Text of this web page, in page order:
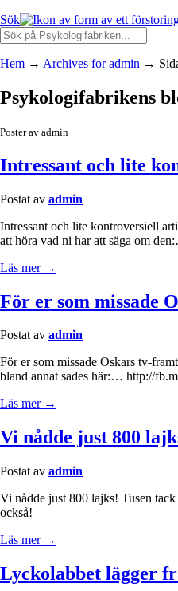
Sök
Hem → Archives for admin →
Psykologifabrikens
Poster av admin
Intressant och lite
Postat av admin
Intressant och lite kontroversiell
att höra vad ni har att säga om
Läs mer →
För er som missade
Postat av admin
För er som missade Oskars tv-
bland annat sades här:… http://
Läs mer →
Vi nådde just 800
Postat av admin
Vi nådde just 800 lajks! Tusen
också!
Läs mer →
Lyckolabbet lägger